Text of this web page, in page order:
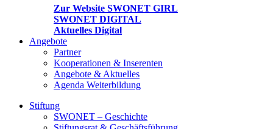
Zur Website SWONET GIRL
SWONET DIGITAL
Aktuelles Digital
Angebote
Partner
Kooperationen & Inserenten
Angebote & Aktuelles
Agenda Weiterbildung
Stiftung
SWONET – Geschichte